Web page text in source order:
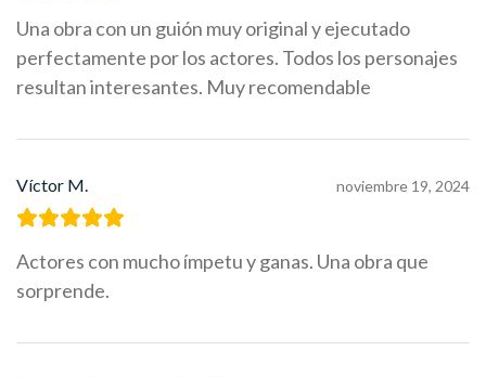
Una obra con un guión muy original y ejecutado
perfectamente por los actores. Todos los personajes
resultan interesantes. Muy recomendable
Víctor M. noviembre 19, 2024
Actores con mucho ímpetu y ganas. Una obra que
sorprende.